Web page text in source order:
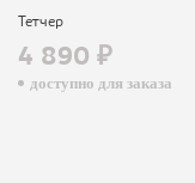
Тетчер
4 890 ₽
доступно для заказа